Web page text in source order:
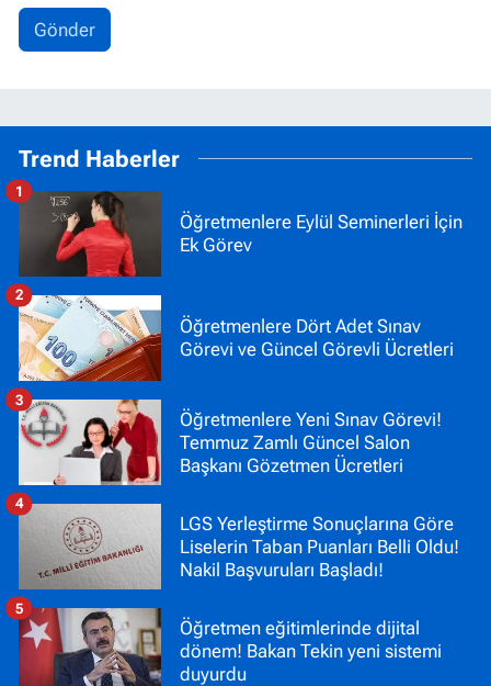
Gönder
Trend Haberler
Öğretmenlere Eylül Seminerleri İçin
Ek Görev
1
Öğretmenlere Dört Adet Sınav
Görevi ve Güncel Görevli Ücretleri
2
Öğretmenlere Yeni Sınav Görevi!
Temmuz Zamlı Güncel Salon
Başkanı Gözetmen Ücretleri
3
LGS Yerleştirme Sonuçlarına Göre
Liselerin Taban Puanları Belli Oldu!
Nakil Başvuruları Başladı!
4
Öğretmen eğitimlerinde dijital
dönem! Bakan Tekin yeni sistemi
duyurdu
5